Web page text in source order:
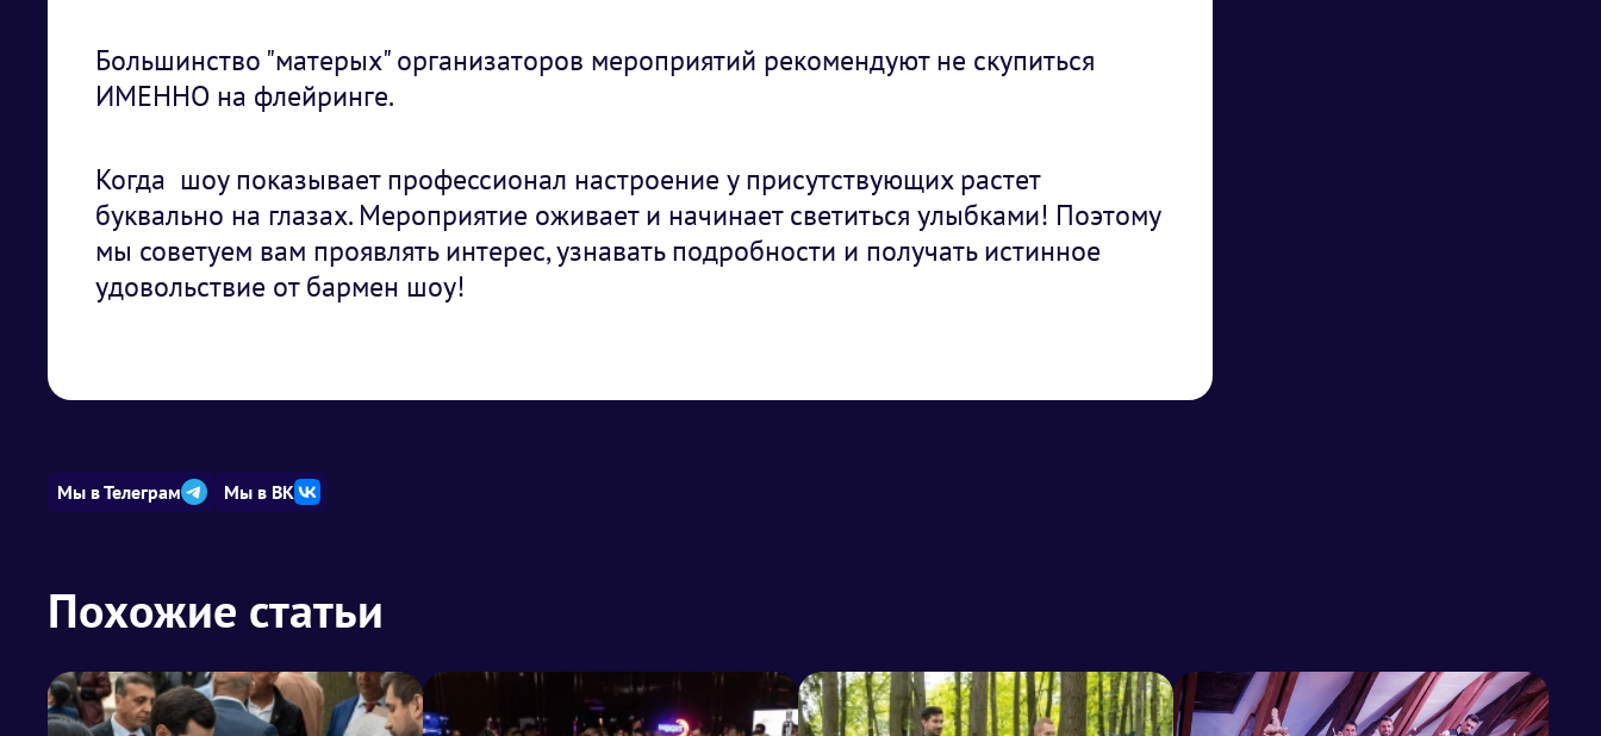
Большинство "матерых" организаторов мероприятий рекомендуют не скупиться
ИМЕННО на флейринге.
Когда шоу показывает профессионал настроение у присутствующих растет
буквально на глазах. Мероприятие оживает и начинает светиться улыбками! Поэтому
мы советуем вам проявлять интерес, узнавать подробности и получать истинное
удовольствие от бармен шоу!
Мы в Телеграм Мы в ВК
Похожие статьи